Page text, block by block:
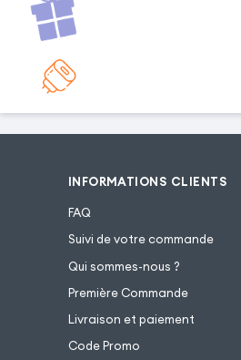
INFORMATIONS CLIENTS
FAQ
Suivi de votre commande
Qui sommes-nous ?
Première Commande
Livraison et paiement
Code Promo